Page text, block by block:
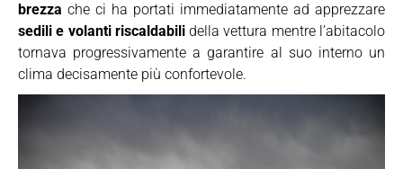
brezza che ci ha portati immediatamente ad apprezzare
sedili e volanti riscaldabilidella vettura mentre l’abitacolo
tornava progressivamente a garantire al suo interno un
clima decisamente più confortevole.